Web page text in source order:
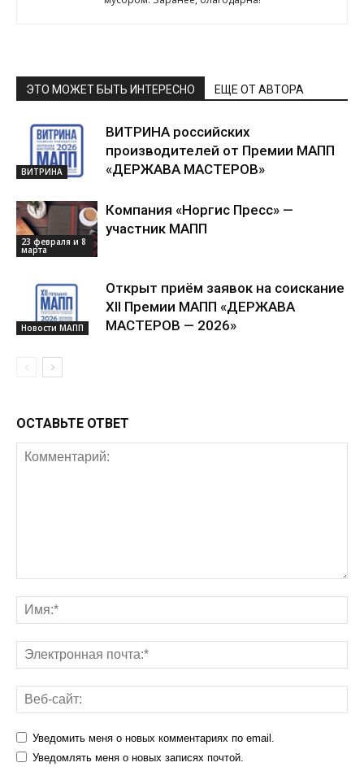
ЭТО МОЖЕТ БЫТЬ ИНТЕРЕСНО ЕЩЕ ОТ АВТОРА
ВИТРИНА
ВИТРИНА российских
производителей от Премии МАПП
«ДЕРЖАВА МАСТЕРОВ»
23 февраля и 8
марта
Компания «Норгис Пресс» —
участник МАПП
Новости МАПП
Открыт приём заявок на соискание
XII Премии МАПП «ДЕРЖАВА
МАСТЕРОВ — 2026»
ОСТАВЬТЕ ОТВЕТ
Уведомить меня о новых комментариях по email.
Уведомлять меня о новых записях почтой.